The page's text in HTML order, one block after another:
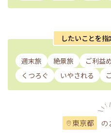
したいことを
週末旅 絶景旅 ご利益
くつろぐ
いやされる
東京都